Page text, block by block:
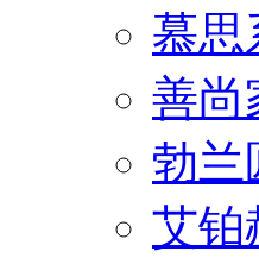
慕思
善尚
勃兰
艾铂